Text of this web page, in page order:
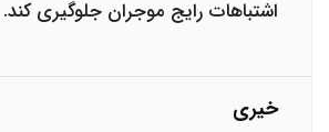
اشتباهات رایج موجران جلوگیری کند.
خیری